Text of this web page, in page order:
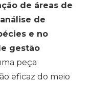
de áreas de
de
e no
gestão
peça
eficaz do meio